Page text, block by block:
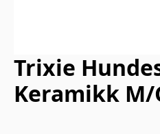
Trixie
Keramikk